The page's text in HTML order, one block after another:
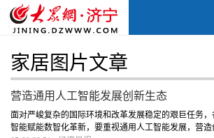
家居图片文章
营造通用人工智能发展创新生态
面对严峻复杂的国际环境和改革发展稳定的艰巨任务
智能赋能数智化革新，要重视通用人工智能发展，营